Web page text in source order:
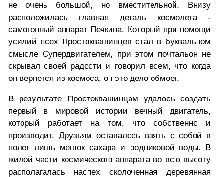
не очень большой, но вместительной. Внизу
расположилась главная деталь космолета -
самогонный аппарат Печкина. Который при помощи
усилий всех Простоквашинцев стал в буквальном
смысле Супердвигателем, при этом почтальон не
скрывал своей радости и говорил всем, что когда
он вернется из космоса, он это дело обмоет.
В результате Простоквашинцам удалось создать
первый в мировой истории вечный двигатель,
который работает на том, что собственно и
производит. Друзьям оставалось взять с собой в
полет лишь мешок сахара и родниковой воды. В
жилой части космического аппарата во всю высоту
располагалась наспех сколоченная деревянная